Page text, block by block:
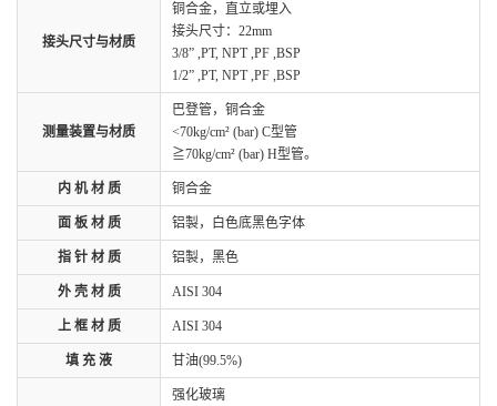
接头尺寸与材质
铜合金，直立或埋入
接头尺寸：22mm
3/8” ,PT, NPT ,PF ,BSP
1/2” ,PT, NPT ,PF ,BSP
测量装置与材质
巴登管，铜合金
<70kg/cm² (bar) C型管
≧70kg/cm² (bar) H型管。
内 机 材 质 铜合金
面 板 材 质 铝製，白色底黑色字体
指 针 材 质 铝製，黑色
外 壳 材 质 AISI 304
上 框 材 质 AISI 304
填 充 液 甘油(99.5%)
强化玻璃